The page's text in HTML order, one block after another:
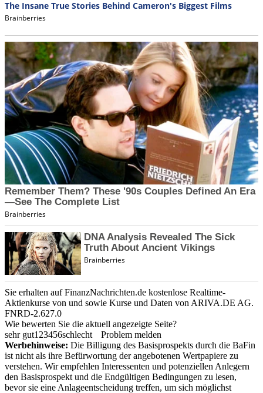
Sie erhalten auf FinanzNachrichten.de kostenlose Realtime-
Aktienkurse von und sowie Kurse und Daten von ARIVA.DE AG.
FNRD-2.627.0
Wie bewerten Sie die aktuell angezeigte Seite?
sehr gut1 23456schlecht
Problem melden
Werbehinweise: Die Billigung des Basisprospekts durch die BaFin
ist nicht als ihre Befürwortung der angebotenen Wertpapiere zu
verstehen. Wir empfehlen Interessenten und potenziellen Anlegern
den Basisprospekt und die Endgültigen Bedingungen zu lesen,
bevor sie eine Anlageentscheidung treffen, um sich möglichst